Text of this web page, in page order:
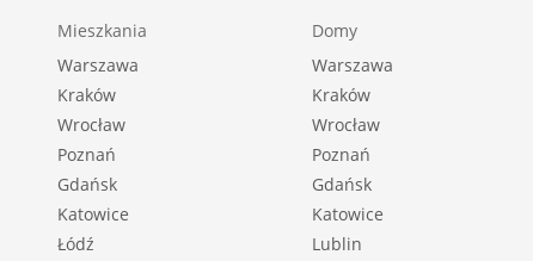
Mieszkania
Warszawa
Kraków
Wrocław
Poznań
Gdańsk
Katowice
Łódź
Domy
Warszawa
Kraków
Wrocław
Poznań
Gdańsk
Katowice
Lublin